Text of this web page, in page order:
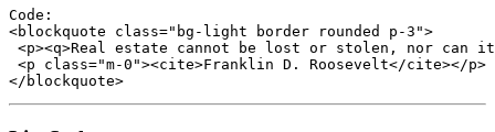
Code:
<blockquote class="bg-light border rounded p-3">
<p><q>Real estate cannot be lost or stolen, nor can
<p class="m-0"><cite>Franklin D. Roosevelt</cite></p>